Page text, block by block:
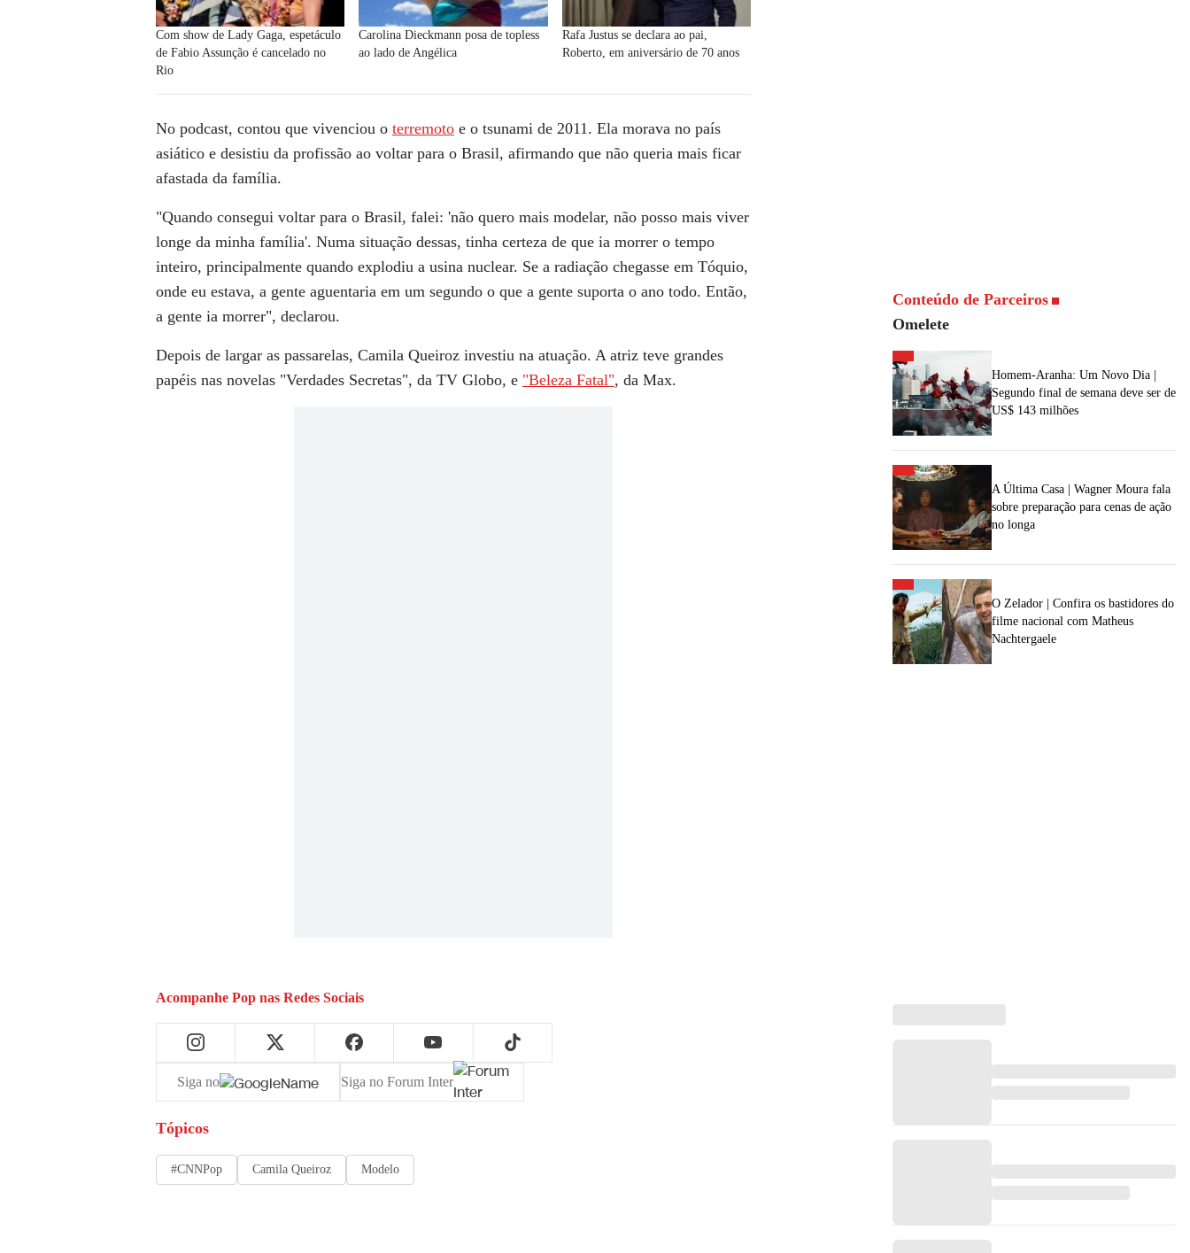
Com show de Lady Gaga, espetáculo
de Fabio Assunção é cancelado no
Rio
Carolina Dieckmann posa de topless
ao lado de Angélica
Rafa Justus se declara ao pai,
Roberto, em aniversário de 70 anos
No podcast, contou que vivenciou o terremoto e o tsunami de 2011. Ela morava no país
asiático e desistiu da profissão ao voltar para o Brasil, afirmando que não queria mais ficar
afastada da família.
"Quando consegui voltar para o Brasil, falei: 'não quero mais modelar, não posso mais viver
longe da minha família'. Numa situação dessas, tinha certeza de que ia morrer o tempo
inteiro, principalmente quando explodiu a usina nuclear. Se a radiação chegasse em Tóquio,
onde eu estava, a gente aguentaria em um segundo o que a gente suporta o ano todo. Então,
a gente ia morrer", declarou.
Depois de largar as passarelas, Camila Queiroz investiu na atuação. A atriz teve grandes
papéis nas novelas "Verdades Secretas", da TV Globo, e "Beleza Fatal", da Max.
Acompanhe Pop nas Redes Sociais
Siga no Siga no Forum Inter
Tópicos
#CNNPop Camila Queiroz Modelo
Conteúdo de Parceiros
Omelete
Homem-Aranha: Um Novo Dia |
Segundo final de semana deve ser de
US$ 143 milhões
A Última Casa | Wagner Moura fala
sobre preparação para cenas de ação
no longa
O Zelador | Confira os bastidores do
filme nacional com Matheus
Nachtergaele